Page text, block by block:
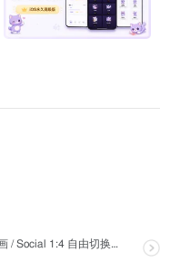
前后镜头一次拍成，分屏 / 画中画 / Social 1:4 自由切换，最高 4K。骑行、行车记录、...